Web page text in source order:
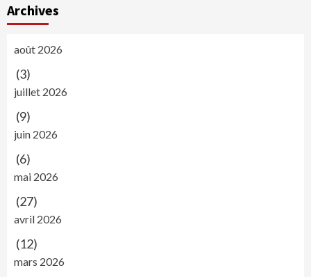
Archives
août 2026
(3)
juillet 2026
(9)
juin 2026
(6)
mai 2026
(27)
avril 2026
(12)
mars 2026